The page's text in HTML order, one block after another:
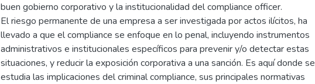
buen gobierno corporativo y la institucionalidad del compliance officer.
El riesgo permanente de una empresa a ser investigada por actos ilícitos, ha
llevado a que el compliance se enfoque en lo penal, incluyendo instrumentos
administrativos e institucionales específicos para prevenir y/o detectar estas
situaciones, y reducir la exposición corporativa a una sanción. Es aquí donde se
estudia las implicaciones del criminal compliance, sus principales normativas